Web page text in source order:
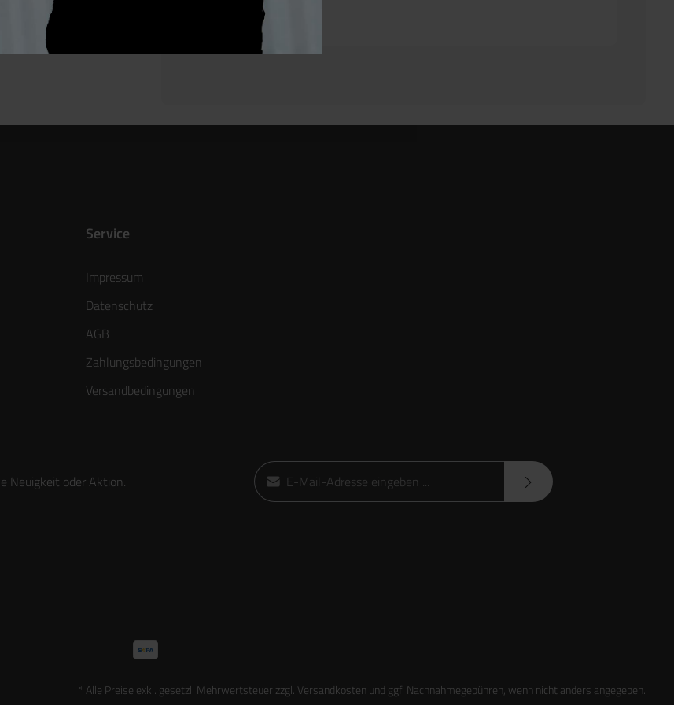
Neuigkeit oder Aktion.
E-Mail-Adresse*
Service
Impressum
Datenschutz
AGB
Zahlungsbedingungen
Versandbedingungen
* Alle Preise exkl. gesetzl. Mehrwertsteuer zzgl. Versandkostenund ggf. Nachnahmegebühren, wenn nicht anders angegeben.